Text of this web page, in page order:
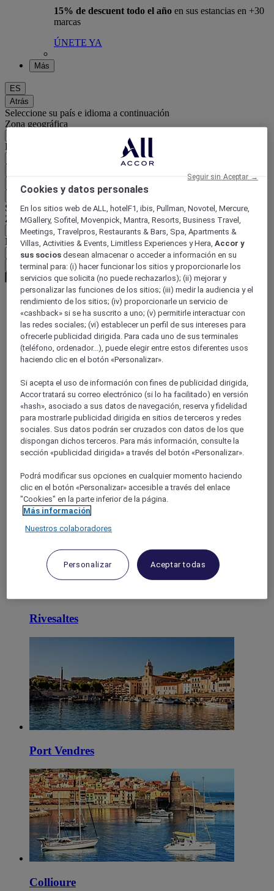
15% de descuent todo el año en sus estancias en +30
marcas
ÚNETE YA
Más
ES
Atrás
Seleccione su país e idioma a continuación
Zona geográfica
País / Región - Idioma
EUR
Seleccione su moneda a continuación
Zona geográfica
Moneda
Confirmar mi moneda
World
Europe
France
Languedoc-Roussillon
PYRENEES-ORIENTALES
Canet En Roussillon
Rivesaltes
Port Vendres
Collioure
Cookies y datos personales
En los sitios web de ALL, hotelF1, ibis, Pullman, Novotel, Mercure,
MGallery, Sofitel, Movenpick, Mantra, Resorts, Business Travel,
Meetings, Travelpros, Restaurants & Bars, Spa, Apartments &
Villas, Activities & Events, Limitless Experiences y Hera,Accor y
sus socios desean almacenar o acceder a información en su
terminal para: (i) hacer funcionar los sitios y proporcionarle los
servicios que solicita (no puede rechazarlos); (ii) mejorar y
personalizar las funciones de los sitios; (iii) medir la audiencia y el
rendimiento de los sitios; (iv) proporcionarle un servicio de
«cashback» si se ha suscrito a uno; (v) permitirle interactuar con
las redes sociales; (vi) establecer un perfil de sus intereses para
ofrecerle publicidad dirigida. Para cada uno de sus terminales
(teléfono, ordenador...), puede elegir entre estos diferentes usos
haciendo clic en el botón «Personalizar».
Si acepta el uso de información con fines de publicidad dirigida,
Accor tratará su correo electrónico (si lo ha facilitado) en versión
«hash», asociado a sus datos de navegación, reserva y fidelidad
para mostrarle publicidad dirigida en sitios de terceros y redes
sociales. Sus datos podrán ser cruzados con datos de los que
dispongan dichos terceros. Para más información, consulte la
sección «publicidad dirigida» a través del botón «Personalizar».
Podrá modificar sus opciones en cualquier momento haciendo
clic en el botón «Personalizar» accesible a través del enlace
"Cookies" en la parte inferior de la página.
Más información
Nuestros colaboradores
Personalizar Aceptar todas
Seguir sin Aceptar →